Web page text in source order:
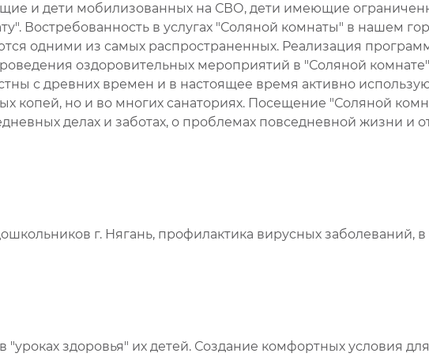
и дети мобилизованных на СВО, дети имеющие
Востребованность в услугах "Соляной комнаты" в нашем
одними из самых распространенных. Реализация
оздоровительных мероприятий в "Соляной
с древних времен и в настоящее время активно
копей, но и во многих санаториях. Посещение "Соляной
делах и заботах, о проблемах повседневной жизни и
г. Нягань, профилактика вирусных заболеваний,
здоровья" их детей. Создание комфортных условия